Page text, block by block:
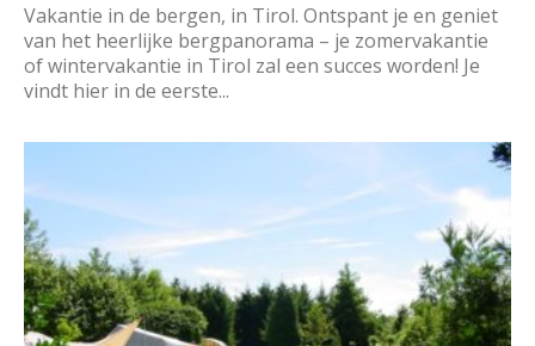
Vakantie in de bergen, in Tirol. Ontspant je en geniet
van het heerlijke bergpanorama – je zomervakantie
of wintervakantie in Tirol zal een succes worden! Je
vindt hier in de eerste...